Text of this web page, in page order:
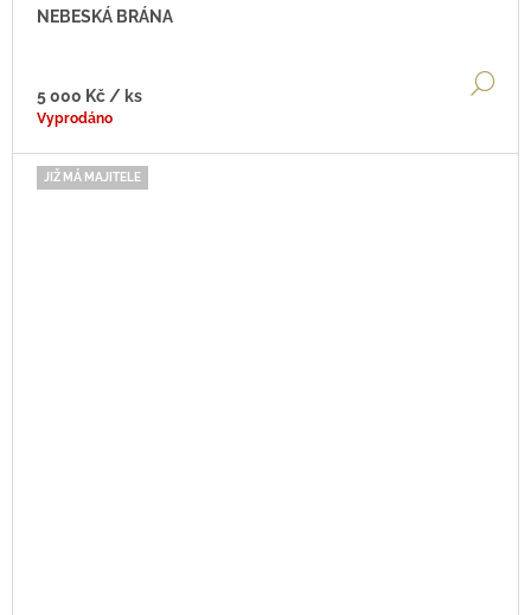
NEBESKÁ BRÁNA
5 000 Kč/ ks
Vyprodáno
JIŽ MÁ MAJITELE